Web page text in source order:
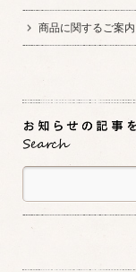
商品に関するご案内